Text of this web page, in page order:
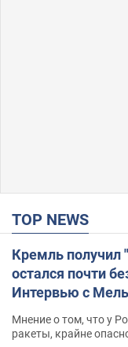
TOP NEWS
Кремль получил
остался почти
Интервью с
Мнение о том, что у
ракеты, крайне